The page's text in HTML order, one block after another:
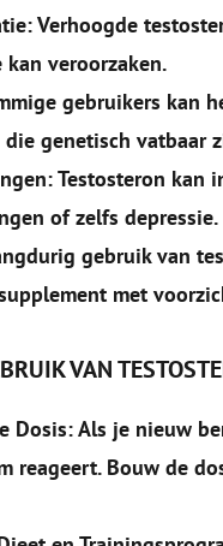
Verhoogde
veroorzaken.
gebruikers kan
genetisch vatbaar
Testosteron kan
of zelfs depressie.
gebruik van
met
VAN
Dosis: Als je nieuw
reageert. Bouw de